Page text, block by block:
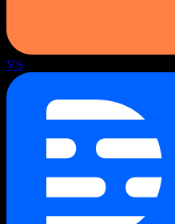
VS